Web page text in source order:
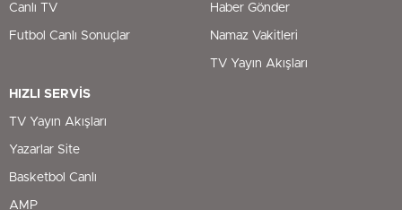
Canlı TV
Futbol Canlı Sonuçlar
Haber Gönder
Namaz Vakitleri
TV Yayın Akışları
HIZLI SERVİS
TV Yayın Akışları
Yazarlar Site
Basketbol Canlı
AMP